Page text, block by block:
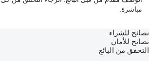
مباشرة.
نصائح للشراء
نصائح للأمان
التحقق من البائع